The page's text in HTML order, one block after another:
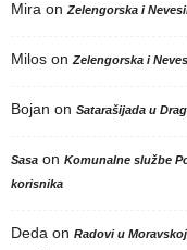
Mira onZelengorska i
Milos onZelengorska i
Bojan on Satarašijada u
Sasa on Komunalne službe
korisnika
Deda on Radovi u